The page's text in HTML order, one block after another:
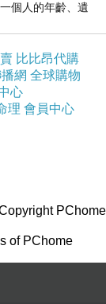
個人的年齡、遺
比比昂代購
網 全球購物
心
理 會員中心
PChome
of PChome